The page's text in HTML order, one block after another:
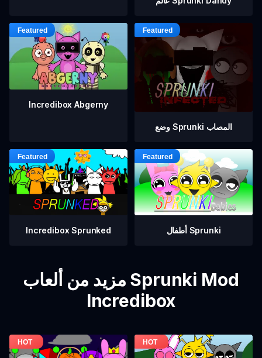
Incredibox Abgerny
وضع Sprunki المصاب
Incredibox Sprunked أطفال Sprunki
مزيد من ألعاب Sprunki Mod
Incredibox